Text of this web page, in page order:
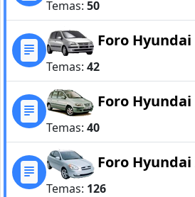
Temas: 50
Foro Hyundai
Temas: 42
Foro
Temas: 40
Foro
Temas: 126